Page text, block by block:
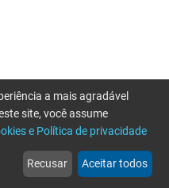
web
Notícias
more_horiz
Mais
a mais agradável
site, você assume
e Política de privacidade
Recusar Aceitar todos
tente novamente